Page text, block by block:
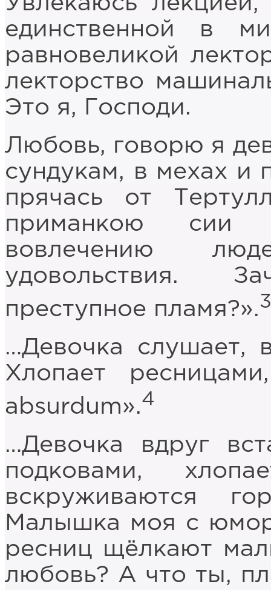
единственной в
равновеликой
лекторство
Это я, Господи.
Любовь, говорю я
сундукам, в мехах и
прячась от
приманкою сии
вовлечению
удовольствия.
преступное пламя?».3
…Девочка слушает,
Хлопает
absurdum».4
…Девочка вдруг
подковами,
вскруживаются
Малышка моя с
ресниц щёлкают
любовь? А что ты,